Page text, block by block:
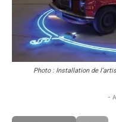
Photo : Installation de
-